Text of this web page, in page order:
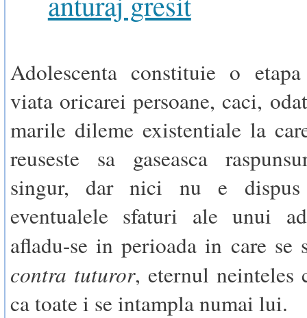
Adolescenta constituie o
viata oricarei persoane, caci,
marile dileme existentiale la
reuseste sa gaseasca
singur, dar nici nu e dispus
eventualele sfaturi ale unui
afladu-se in perioada in care se
contra tuturor, eternul neinteles
ca toate i se intampla numai lui.